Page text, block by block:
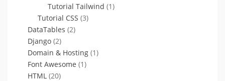
Tutorial Tailwind (1)
Tutorial CSS (3)
DataTables (2)
Django (2)
Domain & Hosting (1)
Font Awesome (1)
HTML (20)